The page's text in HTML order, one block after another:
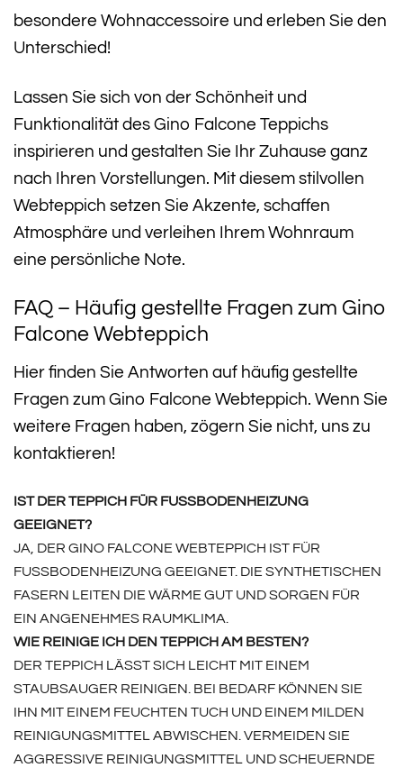
besondere Wohnaccessoire und erleben Sie den
Unterschied!
Lassen Sie sich von der Schönheit und
Funktionalität des Gino Falcone Teppichs
inspirieren und gestalten Sie Ihr Zuhause ganz
nach Ihren Vorstellungen. Mit diesem stilvollen
Webteppich setzen Sie Akzente, schaffen
Atmosphäre und verleihen Ihrem Wohnraum
eine persönliche Note.
FAQ – Häufig gestellte Fragen zum Gino
Falcone Webteppich
Hier finden Sie Antworten auf häufig gestellte
Fragen zum Gino Falcone Webteppich. Wenn Sie
weitere Fragen haben, zögern Sie nicht, uns zu
kontaktieren!
IST DER TEPPICH FÜR FUSSBODENHEIZUNG G
EEIGNET?
JA, DER GINO FALCONE WEBTEPPICH IST FÜR
FUSSBODENHEIZUNG GEEIGNET. DIE SYNTHETISCHEN F
ASERN LEITEN DIE WÄRME GUT UND SORGEN FÜR E
IN ANGENEHMES RAUMKLIMA.
WIE REINIGE ICH DEN TEPPICH AM BESTEN?
DER TEPPICH LÄSST SICH LEICHT MIT EINEM
STAUBSAUGER REINIGEN. BEI BEDARF KÖNNEN SIE
IHN MIT EINEM FEUCHTEN TUCH UND EINEM MILDEN
REINIGUNGSMITTEL ABWISCHEN. VERMEIDEN SIE
AGGRESSIVE REINIGUNGSMITTEL UND SCHEUERNDE